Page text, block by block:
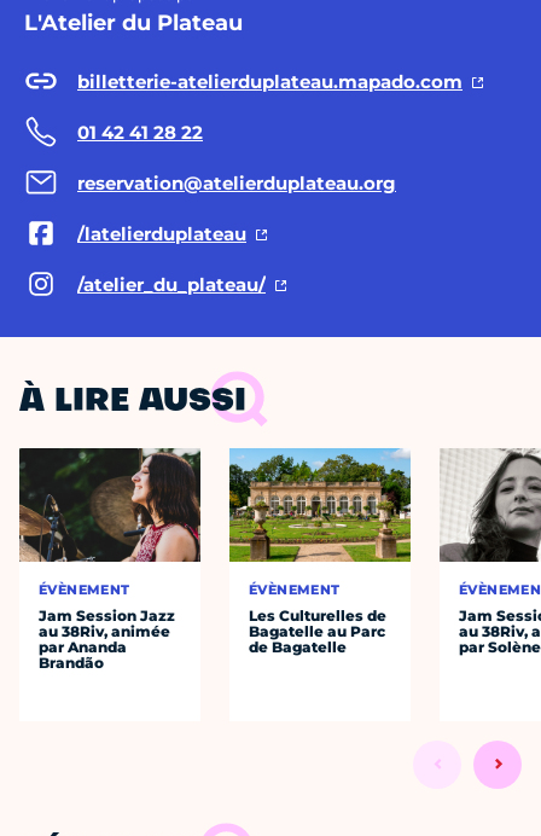
L'Atelier du Plateau
billetterie-atelierduplateau.mapado.com
01 42 41 28 22
reservation@atelierduplateau.org
/latelierduplateau
/atelier_du_plateau/
À LIRE AUSSI
ÉVÈNEMENT
Jam Session Jazz
au 38Riv, animée
par Ananda
Brandão
ÉVÈNEMENT
Les Culturelles de
Bagatelle au Parc
de Bagatelle
Jam
au 38Riv,
par